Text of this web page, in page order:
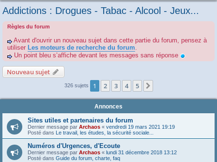
Addictions : Drogues - Tabac - Alcool - Jeux...
Règles du forum
Avant d'ouvrir un nouveau sujet dans cette partie du forum, pensez à
utiliser Les moteurs de recherche du forum.
Un point bleu s’affiche devant les messages sans réponse
Nouveau sujet
326 sujets 1 2 3 4 5
Annonces
Sites utiles et partenaires du forum
Dernier message par Archaos « vendredi 19 mars 2021 19:19
Posté dans Le travail, les études, la sécurité sociale...
Numéros d'Urgences, d'Ecoute
Dernier message par Archaos « lundi 31 décembre 2018 13:12
Posté dans Guide du forum, charte, faq